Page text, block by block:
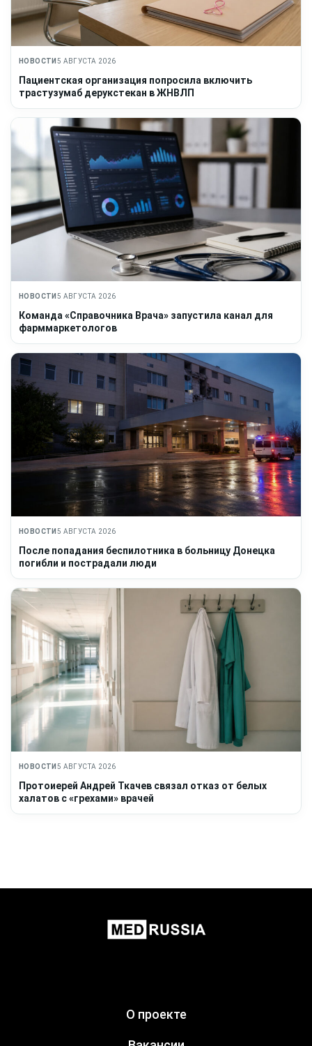
НОВОСТИ 5 АВГУСТА 2026
Пациентская организация попросила включить
трастузумаб дерукстекан в ЖНВЛП
НОВОСТИ 5 АВГУСТА 2026
Команда «Справочника Врача» запустила канал для
фарммаркетологов
НОВОСТИ 5 АВГУСТА 2026
После попадания беспилотника в больницу Донецка
погибли и пострадали люди
НОВОСТИ 5 АВГУСТА 2026
Протоиерей Андрей Ткачев связал отказ от белых
халатов с «грехами» врачей
О проекте